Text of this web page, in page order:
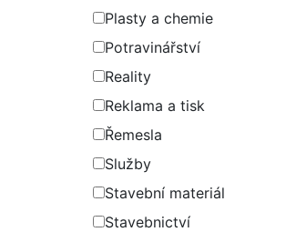
Plasty a chemie
Potravinářství
Reality
Reklama a tisk
Řemesla
Služby
Stavební materiál
Stavebnictví